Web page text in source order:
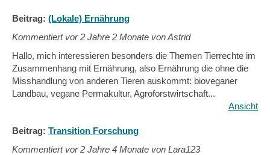
Beitrag: (Lokale) Ernährung
Kommentiert vor2 Jahre 2 Monate von Astrid
Hallo, mich interessieren besonders die Themen Tierrechte im
Zusammenhang mit Ernährung, also Ernährung die ohne die
Misshandlung von anderen Tieren auskommt: bioveganer
Landbau, vegane Permakultur, Agroforstwirtschaft...
Ansicht
Beitrag: Transition Forschung
Kommentiert vor2 Jahre 4 Monate von Lara123